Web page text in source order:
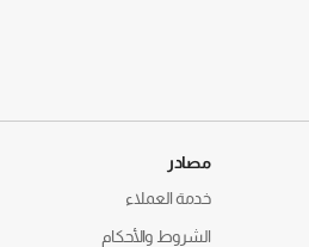
مصادر
خدمة العملاء
الشروط والأحكام